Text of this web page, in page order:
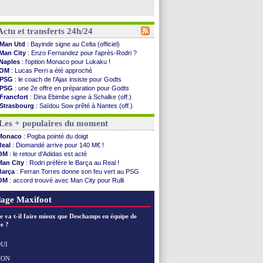
et transferts 24h/24
Man Utd : Bayindir signe au Celta (officiel)
City : Enzo Fernandez pour l'après-Rodri ?
: l'option Monaco pour Lukaku !
: Lucas Perri a été approché
PSG : le coach de l'Ajax insiste pour Godts
PSG : une 2e offre en préparation pour Godts
Francfort : Dina Ebimbe signe à Schalke (off.)
Strasbourg : Saïdou Sow prêté à Nantes (off.)
Monaco: Filipe Luis aimerait garder Balogun
Dortmund: Newcastle est prévenu pour Nmecha
Barça: première offre à 45 M€ pour Rodri ?
Argentine : le soutien très appuyé à Infantino
Tottenham: Van de Ven va prolonger
Barça : l'agent de Rodri confirme !
: la CAF soutient Infantino
2030: Rubiales charge Infantino et ...
: Embolo a des pistes alléchantes
: Haise confirme pour Aït Boudlal
Utd: Zirkzee vers la Juventus ?
+ populaires du moment
: Pogba pointé du doigt
: Diomandé arrive pour 140 M€ !
: le retour d'Adidas est acté
City : Rodri préfère le Barça au Real !
: Ferran Torres donne son feu vert au PSG
: accord trouvé avec Man City pour Rulli
: le club prêt à libérer Kondogbia ?
Maxifoot
va t-il faire mieux que Deschamps en équipe de
?